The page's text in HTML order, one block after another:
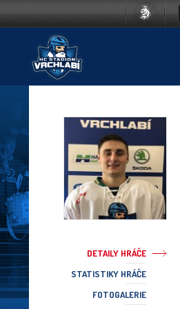
DETAILY HRÁČE
STATISTIKY HRÁČE
FOTOGALERIE